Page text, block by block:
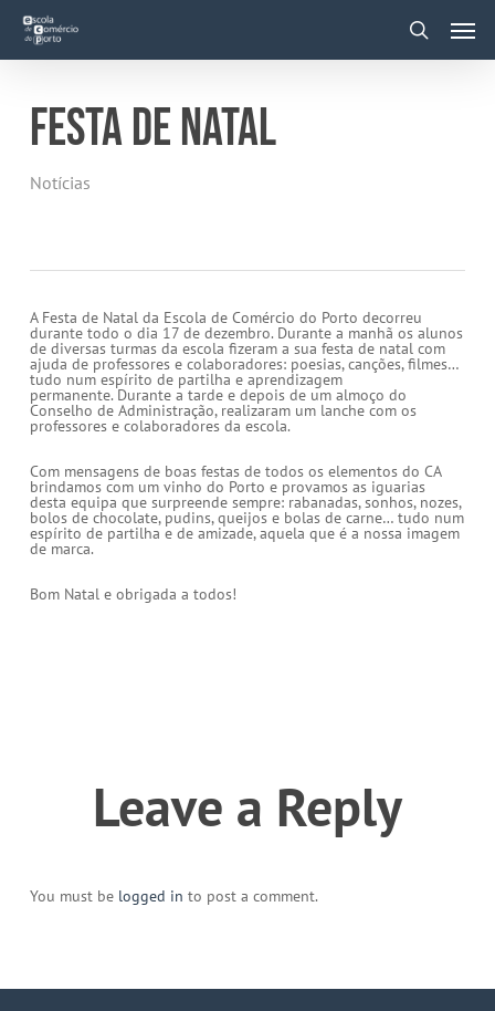
main
FESTA DE NATAL
Notícias
A Festa de Natal da Escola de Comércio do Porto decorreu
durante todo o dia 17 de dezembro. Durante a manhã os alunos
de diversas turmas da escola fizeram a sua festa de natal com
ajuda de professores e colaboradores: poesias, canções, filmes…
tudo num espírito de partilha e aprendizagem
permanente. Durante a tarde e depois de um almoço do
Conselho de Administração, realizaram um lanche com os
professores e colaboradores da escola.
Com mensagens de boas festas de todos os elementos do CA
brindamos com um vinho do Porto e provamos as iguarias
desta equipa que surpreende sempre: rabanadas, sonhos, nozes,
bolos de chocolate, pudins, queijos e bolas de carne… tudo num
espírito de partilha e de amizade, aquela que é a nossa imagem
de marca.
Bom Natal e obrigada a todos!
Leave a Reply
You must be logged in to post a comment.